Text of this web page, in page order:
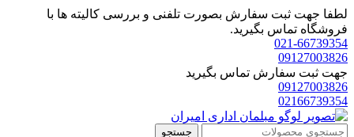
لطفا جهت ثبت سفارش بصورت تلفنی و بررسی کالیته ها با
فروشگاه تماس بگیرید.
021-66739354
09127003826
جهت ثبت سفارش تماس بگیرید
09127003826
02166739354
جستجو